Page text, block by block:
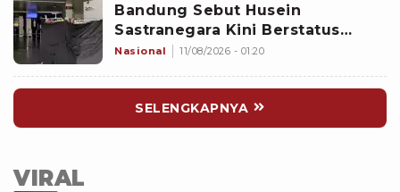
Bandung Sebut Husein
Sastranegara Kini Berstatus
Bandar Udara Internasional
Nasional 11/08/2026 - 01:20
SELENGKAPNYA
VIRAL